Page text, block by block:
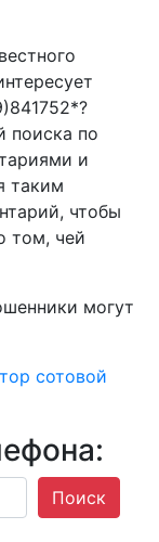
поиска по
и
таким
чтобы
том, чей
могут
сотовой
Поиск